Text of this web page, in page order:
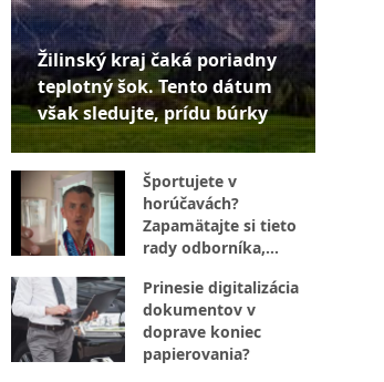
Žilinský kraj čaká poriadny
teplotný šok. Tento dátum
však sledujte, prídu búrky
Športujete v
horúčavách?
Zapamätajte si tieto
rady odborníka,
Prinesie digitalizácia
dokumentov v
doprave koniec
papierovania?